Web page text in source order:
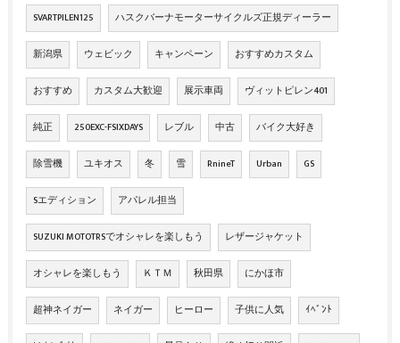
SVARTPILEN125 ハスクバーナモーターサイクルズ正規ディーラー
新潟県 ウェビック キャンペーン おすすめカスタム
おすすめ カスタム大歓迎 展示車両 ヴィットピレン401
純正 250EXC-FSIXDAYS レブル 中古 バイク大好き
除雪機 ユキオス 冬 雪 RnineT Urban GS
Sエディション アパレル担当
SUZUKI MOTOTRSでオシャレを楽しもう レザージャケット
オシャレを楽しもう ＫＴＭ 秋田県 にかほ市
超神ネイガー ネイガー ヒーロー 子供に人気 ｲﾍﾞﾝﾄ